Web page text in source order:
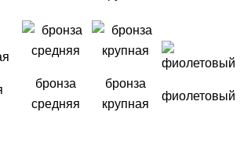
бронза
средняя
бронза
крупная
фиолетовый